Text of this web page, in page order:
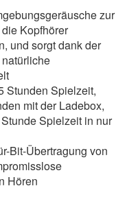
zur
Kopfhörer
und sorgt dank der
Stunden Spielzeit,
mit der Ladebox,
Spielzeit in nur
Bit-Übertragung von
Hören